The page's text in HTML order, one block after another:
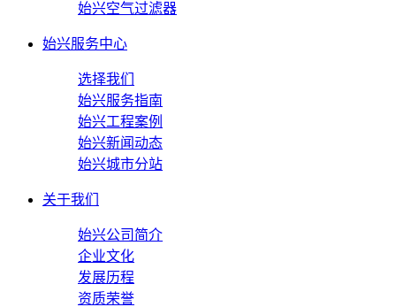
始兴空气过滤器
始兴服务中心
选择我们
始兴服务指南
始兴工程案例
始兴新闻动态
始兴城市分站
关于我们
始兴公司简介
企业文化
发展历程
资质荣誉